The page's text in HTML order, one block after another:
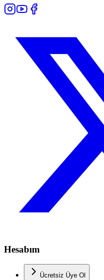
Hesabım
Ücretsiz Üye Ol